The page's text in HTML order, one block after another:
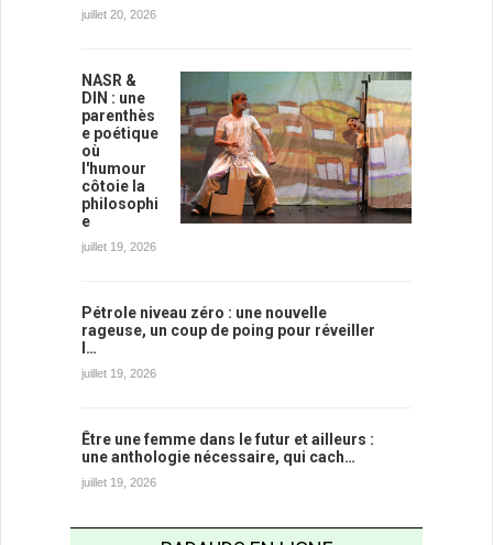
juillet 20, 2026
NASR &
DIN : une
parenthès
e poétique
où
l'humour
côtoie la
philosophi
e
juillet 19, 2026
Pétrole niveau zéro : une nouvelle
rageuse, un coup de poing pour réveiller
l…
juillet 19, 2026
Être une femme dans le futur et ailleurs :
une anthologie nécessaire, qui cach…
juillet 19, 2026